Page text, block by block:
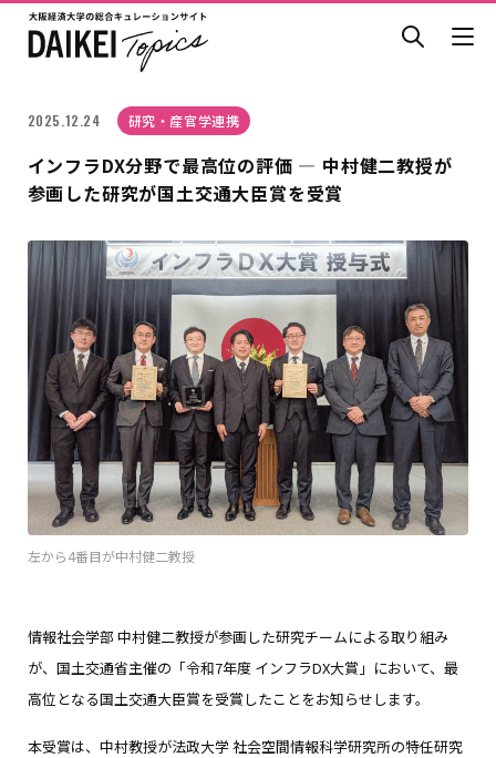
2025.12.24 研究・産官学連携
インフラDX分野で最高位の評価 ― 中村健二教授が
参画した研究が国土交通大臣賞を受賞
左から4番目が中村健二教授
情報社会学部 中村健二教授が参画した研究チームによる取り組み
が、国土交通省主催の「令和7年度 インフラDX大賞」において、最
高位となる国土交通大臣賞を受賞したことをお知らせします。
本受賞は、中村教授が法政大学 社会空間情報科学研究所の特任研究